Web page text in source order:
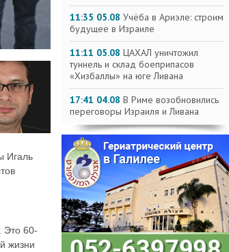
Игаль
Это 60-
жизни
11:35 05.08 Учёба в Ариэле: строим
будущее в Израиле
11:11 05.08 ЦАХАЛ уничтожил
туннель и склад боеприпасов
«Хизбаллы» на юге Ливана
17:41 04.08 В Риме возобновились
переговоры Израиля и Ливана